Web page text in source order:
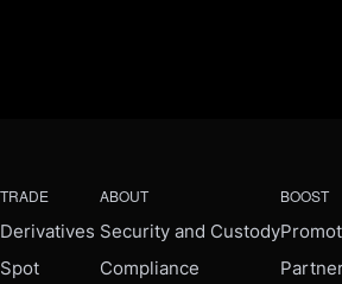
TRADE
Derivatives
Spot
ABOUT
Security and Custody
Compliance
BOOST